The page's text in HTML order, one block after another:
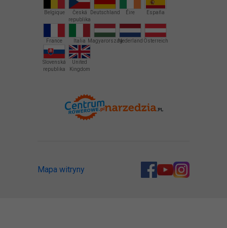
Belgique
Česká
republika
Deutschland Éire España
France Italia MagyarországNederland Österreich
Slovenská
republika
United
Kingdom
Mapa witryny